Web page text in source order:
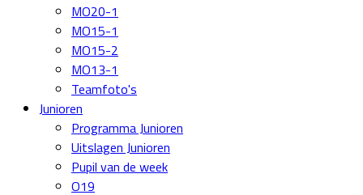
MO20-1
MO15-1
MO15-2
MO13-1
Teamfoto's
Junioren
Programma Junioren
Uitslagen Junioren
Pupil van de week
O19